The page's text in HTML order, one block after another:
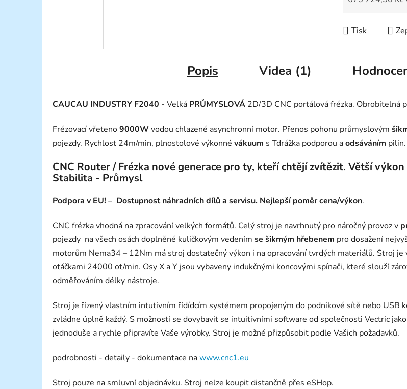
Tisk
Popis Videa (1)
CAUCAU INDUSTRY F2040 - Velká PRŮMYSLOVÁ 2D/3D CNC portálová frézka. Obrobitelná
Frézovací vřeteno9000Wvodou chlazené asynchronní motor. Přenos pohonu průmyslovým
pojezdy. Rychlost 24m/min, plnostolové výkonné vákuum s Tdrážka podporou aodsáváním
CNC Router / Frézka nové generace pro ty, kteří chtějí zvítězit. Větší
Stabilita - Průmysl
Podpora v EU! – Dostupnost náhradních dílů a servisu. Nejlepší poměr cena/výkon.
CNC frézka vhodná na zpracování velkých formátů. Celý stroj je navrhnutý pro náročný provoz v
pojezdy na všech osách doplněné kuličkovým vedením se šikmým hřebenem pro dosažení
motorům Nema34 – 12Nm má stroj dostatečný výkon i na opracování tvrdých materiálů. Stroj
otáčkami 24000 ot/min. Osy X a Y jsou vybaveny indukčnými koncovými spínači, které slouží
odměřováním délky nástroje.
Stroj je řízený vlastním intutivním řídídcím systémem propojeným do podnikové sítě nebo USB
zvládne úplně každý. S možností se dovybavit se intuitivními software od společnosti Vectric
jednoduše a rychle připravíte Vaše výrobky. Stroj je možné přizpůsobit podle Vašich požadavků.
podrobnosti - detaily - dokumentace nawww.cnc1.eu
Stroj pouze na smluvní objednávku. Stroj nelze koupit distančně přes eSHop.